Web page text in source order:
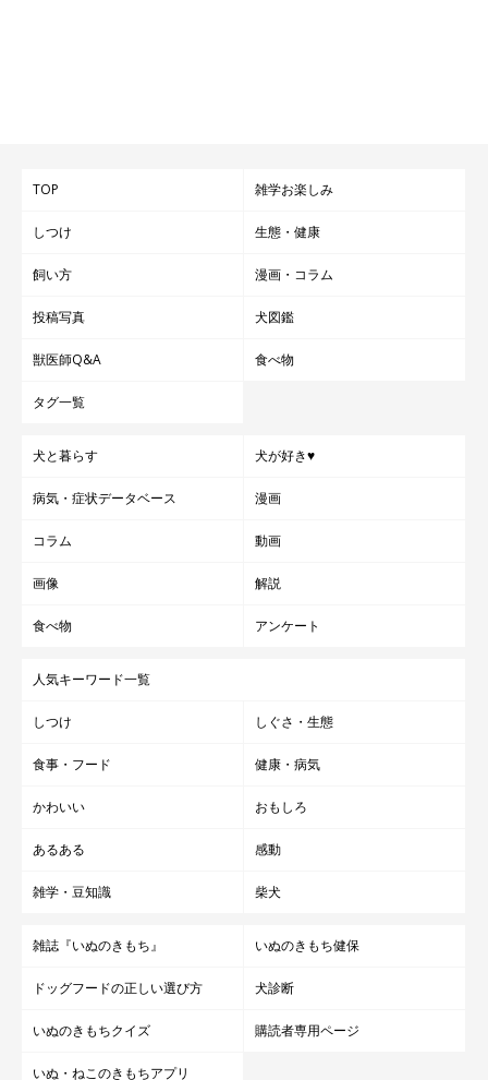
TOP 雑学お楽しみ
しつけ 生態・健康
飼い方 漫画・コラム
投稿写真 犬図鑑
獣医師Q&A 食べ物
タグ一覧
犬と暮らす 犬が好き♥
病気・症状データベース 漫画
コラム 動画
画像 解説
食べ物 アンケート
人気キーワード一覧
しつけ しぐさ・生態
食事・フード 健康・病気
かわいい おもしろ
あるある 感動
雑学・豆知識 柴犬
雑誌『いぬのきもち』 いぬのきもち健保
ドッグフードの正しい選び方 犬診断
いぬのきもちクイズ 購読者専用ページ
いぬ・ねこのきもちアプリ